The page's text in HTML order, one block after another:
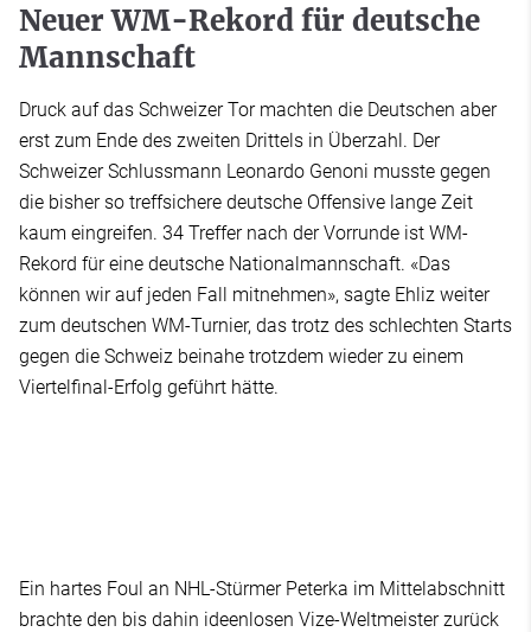
Neuer WM-Rekord für deutsche
Mannschaft
Druck auf das Schweizer Tor machten die Deutschen aber
erst zum Ende des zweiten Drittels in Überzahl. Der
Schweizer Schlussmann Leonardo Genoni musste gegen
die bisher so treffsichere deutsche Offensive lange Zeit
kaum eingreifen. 34 Treffer nach der Vorrunde ist WM-
Rekord für eine deutsche Nationalmannschaft. «Das
können wir auf jeden Fall mitnehmen», sagte Ehliz weiter
zum deutschen WM-Turnier, das trotz des schlechten Starts
gegen die Schweiz beinahe trotzdem wieder zu einem
Viertelfinal-Erfolg geführt hätte.
Ein hartes Foul an NHL-Stürmer Peterka im Mittelabschnitt
brachte den bis dahin ideenlosen Vize-Weltmeister zurück